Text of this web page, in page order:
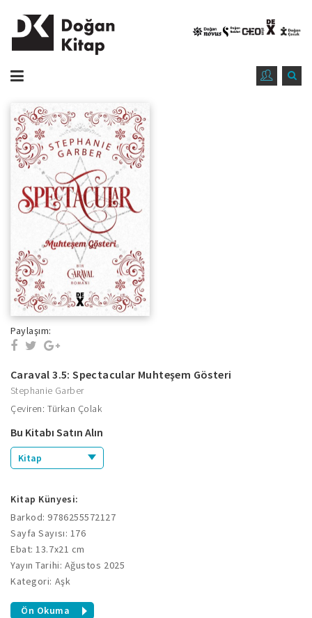
Paylaşım:
Caraval 3.5: Spectacular Muhteşem Gösteri
Stephanie Garber
Çeviren: Türkan Çolak
Bu Kitabı Satın Alın
Kitap
Kitap Künyesi:
Barkod: 9786255572127
Sayfa Sayısı: 176
Ebat: 13.7x21 cm
Yayın Tarihi: Ağustos 2025
Kategori: Aşk
Ön Okuma